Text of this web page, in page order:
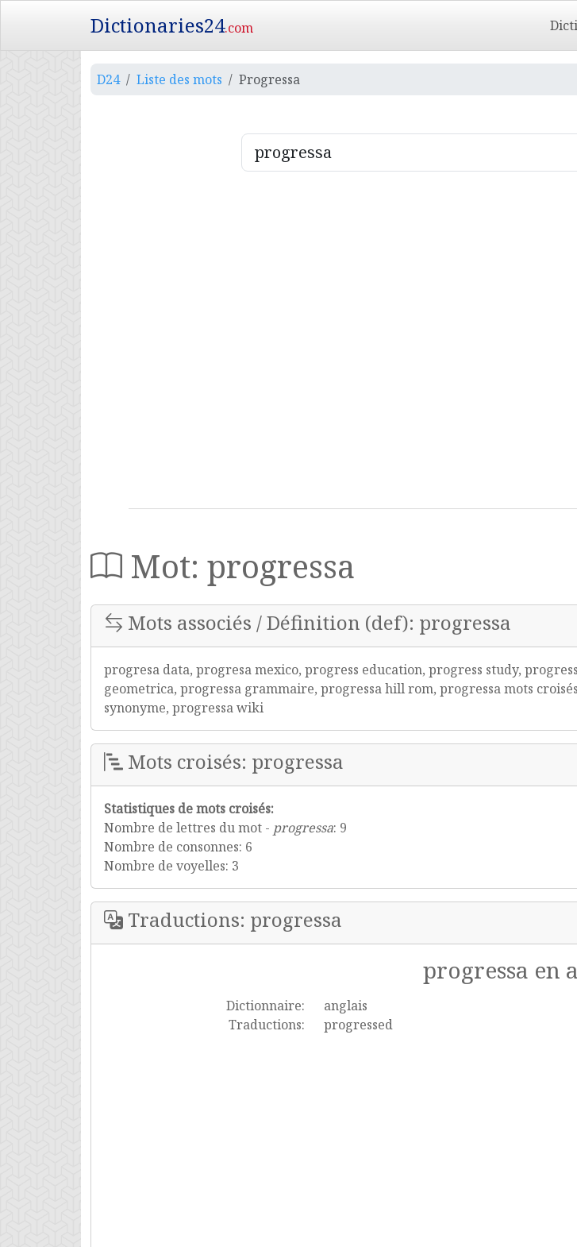
Dictionaries24.com
D24 Liste des mots Progressa
Mot: progressa
Mots associés / Définition (def): progressa
progresa data, progresa mexico, progress education, progress study,
geometrica, progressa grammaire, progressa hill rom, progressa mots
synonyme, progressa wiki
Mots croisés: progressa
Statistiques de mots croisés:
Nombre de lettres du mot - progressa: 9
Nombre de consonnes: 6
Nombre de voyelles: 3
Traductions: progressa
progressa en
Dictionnaire:
anglais
Traductions:
progressed